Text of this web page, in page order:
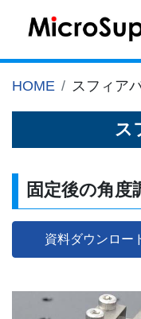
HOME スフィア
ス
固定後の角度
資料ダウンロー